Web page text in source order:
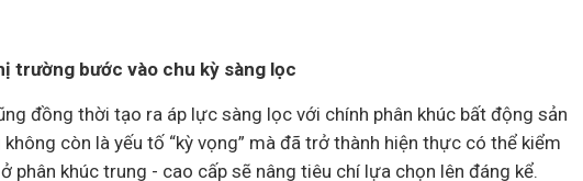
trường bước vào chu kỳ sàng lọc
đồng thời tạo ra áp lực sàng lọc với chính phân khúc bất động sản
còn là yếu tố “kỳ vọng” mà đã trở thành hiện thực có thể kiểm
phân khúc trung - cao cấp sẽ nâng tiêu chí lựa chọn lên đáng kể.